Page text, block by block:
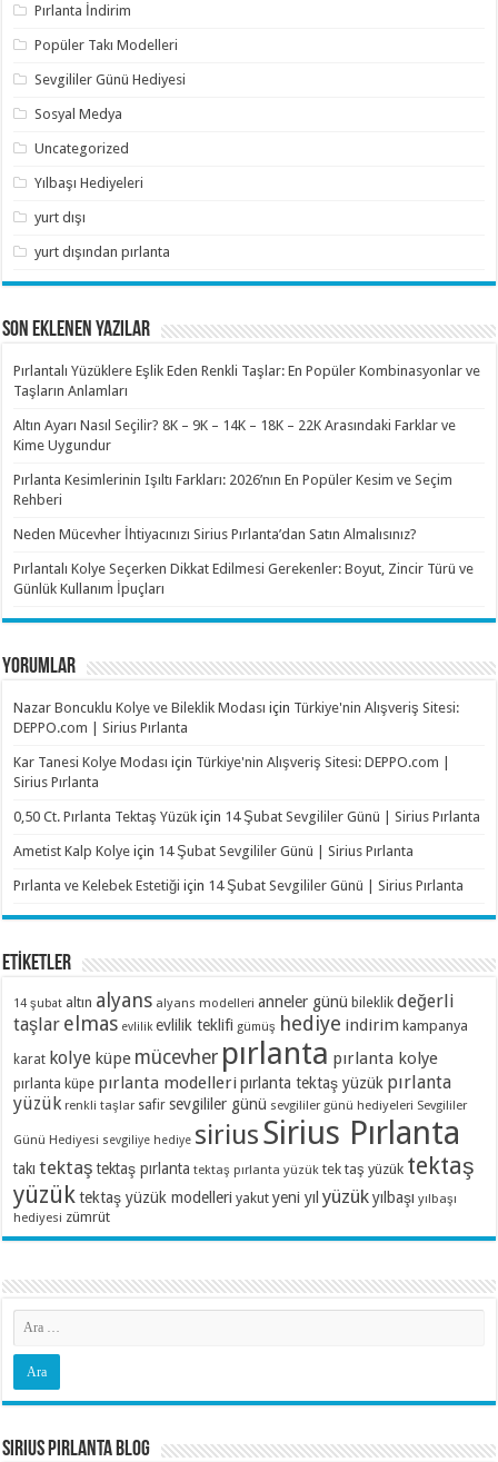
Pırlanta İndirim
Popüler Takı Modelleri
Sevgililer Günü Hediyesi
Sosyal Medya
Uncategorized
Yılbaşı Hediyeleri
yurt dışı
yurt dışından pırlanta
SON EKLENEN YAZILAR
Pırlantalı Yüzüklere Eşlik Eden Renkli Taşlar: En Popüler Kombinasyonlar ve
Taşların Anlamları
Altın Ayarı Nasıl Seçilir? 8K – 9K – 14K – 18K – 22K Arasındaki Farklar ve
Kime Uygundur
Pırlanta Kesimlerinin Işıltı Farkları: 2026’nın En Popüler Kesim ve Seçim
Rehberi
Neden Mücevher İhtiyacınızı Sirius Pırlanta’dan Satın Almalısınız?
Pırlantalı Kolye Seçerken Dikkat Edilmesi Gerekenler: Boyut, Zincir Türü ve
Günlük Kullanım İpuçları
YORUMLAR
Nazar Boncuklu Kolye ve Bileklik Modası için Türkiye'nin Alışveriş Sitesi:
DEPPO.com | Sirius Pırlanta
Kar Tanesi Kolye Modası için Türkiye'nin Alışveriş Sitesi: DEPPO.com |
Sirius Pırlanta
0,50 Ct. Pırlanta Tektaş Yüzük için 14 Şubat Sevgililer Günü | Sirius Pırlanta
Ametist Kalp Kolye için 14 Şubat Sevgililer Günü | Sirius Pırlanta
Pırlanta ve Kelebek Estetiği için 14 Şubat Sevgililer Günü | Sirius Pırlanta
ETİKETLER
14 şubat altın alyans alyans modelleri anneler günü bileklik değerli
taşlar elmas evlilik evlilik teklifi gümüş hediye indirim kampanya
karat kolye küpe mücevher pırlanta pırlanta kolye
pırlanta küpe pırlanta modelleri pırlanta tektaş yüzük pırlanta
yüzük renkli taşlar safir sevgililer günü sevgililer günü hediyeleri Sevgililer
Günü Hediyesi sevgiliye hediye siriusSirius Pırlanta
takı tektaş tektaş pırlanta tektaş pırlanta yüzük tek taş yüzük tektaş
yüzük tektaş yüzük modelleri yakut yeni yıl yüzük yılbaşı yılbaşı
hediyesi zümrüt
Sirius Pırlanta Blog